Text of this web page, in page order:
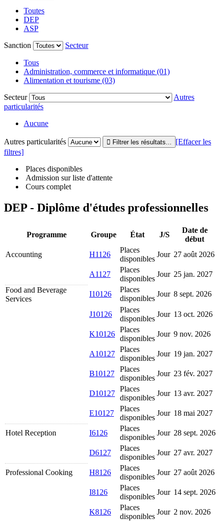
Toutes
DEP
ASP
Sanction
Secteur
Tous
Administration, commerce et informatique (01)
Alimentation et tourisme (03)
Secteur
Autres
particularités
Aucune
Autres particularités
[Effacer les
filtres]
Places disponibles
Admission sur liste d'attente
Cours complet
DEP - Diplôme d'études professionnelles
Programme Groupe État J/S
Date de
début
Accounting
H1126
Places
disponibles
Jour 27 août 2026
A1127
Places
disponibles
Jour 25 jan. 2027
Food and Beverage
Services
I10126
Places
disponibles
Jour 8 sept. 2026
J10126
Places
disponibles
Jour 13 oct. 2026
K10126
Places
disponibles
Jour 9 nov. 2026
A10127
Places
disponibles
Jour 19 jan. 2027
B10127
Places
disponibles
Jour 23 fév. 2027
D10127
Places
disponibles
Jour 13 avr. 2027
E10127
Places
disponibles
Jour 18 mai 2027
Hotel Reception I6126
Places
disponibles
Jour 28 sept. 2026
D6127
Places
disponibles
Jour 27 avr. 2027
Professional Cooking H8126
Places
disponibles
Jour 27 août 2026
I8126
Places
disponibles
Jour 14 sept. 2026
K8126
Places
disponibles
Jour 2 nov. 2026